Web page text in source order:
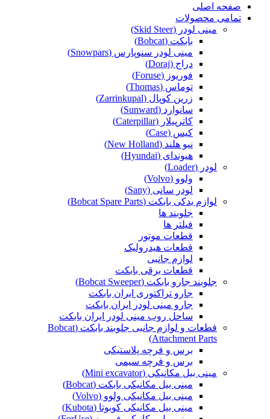
صفحه اصلی
تمامی محصولات
مینی لودر (Skid Steer)
بابکت (Bobcat)
مینی لودر سنوپارس (Snowpars)
دراج (Doraj)
فوریوز (Foruse)
توماس (Thomas)
زرین کوپال (Zarrinkupal)
سانوارد (Sunward)
کاترپیلار (Caterpillar)
کیس (Case)
نیو هلند (New Holland)
هیوندای (Hyundai)
لودر (Loader)
ولوو (Volvo)
لودر سانی (Sany)
لوازم یدکی بابکت (Bobcat Spare Parts)
جلوبند ها
فیلتر ها
قطعات موتور
قطعات هیدرولیک
لوازم جانبی
قطعات برقی بابکت
جلوبند جارو بابکت (Bobcat Sweeper)
جارو تراکتوری ایران بابکت
جارو مینی لودر ایران بابکت
ساحل روب مینی لودر ایران بابکت
قطعات و لوازم جانبی جلوبند بابکت (Bobcat
Attachment Parts)
برس و فرچه پلاستیکی
برس و فرچه سیمی
مینی بیل مکانیکی (Mini excavator)
مینی بیل مکانیکی بابکت (Bobcat)
مینی بیل مکانیکی ولوو (Volvo)
مینی بیل مکانیکی کوبوتا (Kubota)